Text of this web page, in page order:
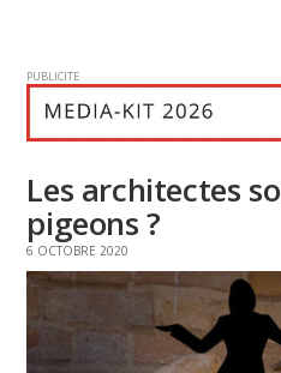
PUBLICITE
Les architectes
pigeons ?
6 OCTOBRE 2020